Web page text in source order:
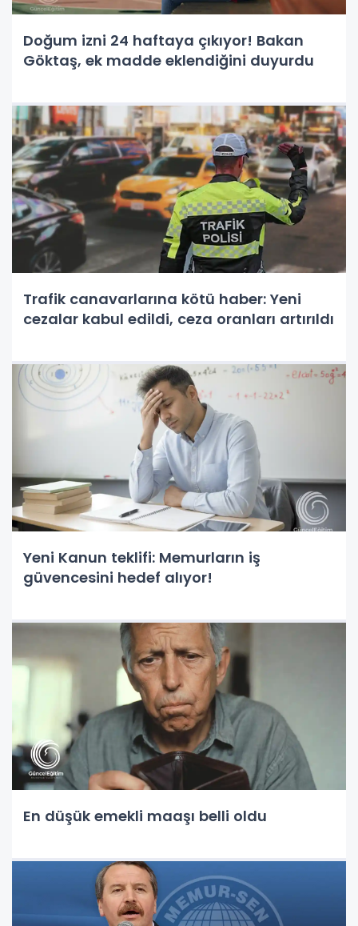
Doğum izni 24 haftaya çıkıyor! Bakan
Göktaş, ek madde eklendiğini duyurdu
Trafik canavarlarına kötü haber: Yeni
cezalar kabul edildi, ceza oranları artırıldı
Yeni Kanun teklifi: Memurların iş
güvencesini hedef alıyor!
En düşük emekli maaşı belli oldu